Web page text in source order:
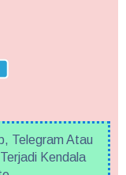
Telegram Atau
Kendala